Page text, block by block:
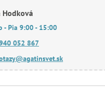
Hodková
- Pia 9:00 - 15:00
052 867